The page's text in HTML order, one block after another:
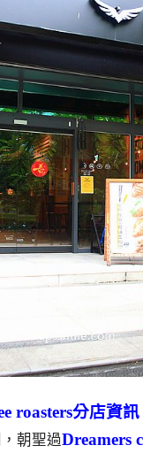
roasters分店資訊
朝聖過Dreamers